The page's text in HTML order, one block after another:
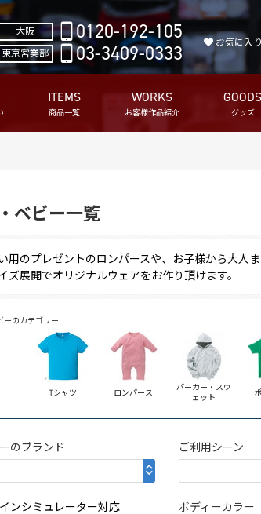
ITEMS
商品一覧
WORKS
お客様作品紹介
GOODS
グッズ
大阪 0120-192-105
東京営業部 03-3409-0333 お気に入り
ベビー一覧
用のプレゼントのロンパースや、お子様から大人
ズ展開でオリジナルウェアをお作り頂けます。
ーのカテゴリー
Tシャツ ロンパース
パーカー・スウ
ェット
のブランド ご利用シーン
ンシミュレーター対応 ボディーカラー